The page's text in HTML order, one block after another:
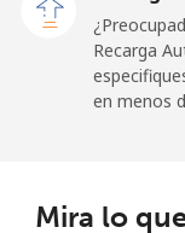
Recarga
en menos
Mira lo